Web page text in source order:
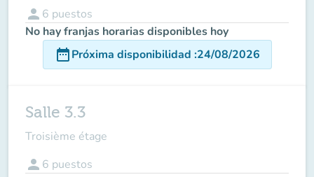
person 6 puestos
No hay franjas horarias disponibles hoy
date_rangePróxima disponibilidad :24/08/2026
Salle 3.3
Troisième étage
person 6 puestos